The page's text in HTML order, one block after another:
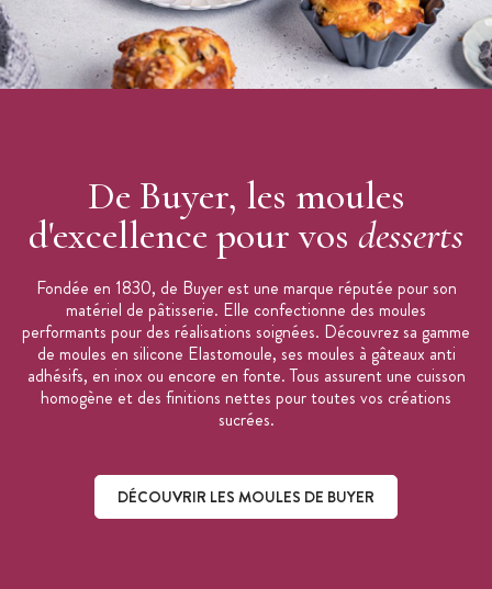
De Buyer, les moules
d'excellence pour vos desserts
Fondée en 1830, de Buyer est une marque réputée pour son
matériel de pâtisserie. Elle confectionne des moules
performants pour des réalisations soignées. Découvrez sa gamme
de moules en silicone Elastomoule, ses moules à gâteaux anti
adhésifs, en inox ou encore en fonte. Tous assurent une cuisson
homogène et des finitions nettes pour toutes vos créations
sucrées.
DÉCOUVRIR LES MOULES DE BUYER